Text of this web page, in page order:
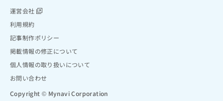
運営会社
利用規約
記事制作ポリシー
掲載情報の修正について
個人情報の取り扱いについて
お問い合わせ
Copyright © Mynavi Corporation